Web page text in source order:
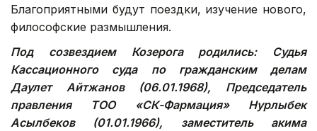
Благоприятными будут поездки, изучение нового,
философские размышления.
Под созвездием Козерога родились: Судья
Кассационного суда по гражданским делам
Даулет Айтжанов (06.01.1968), Председатель
правления ТОО «СК-Фармация» Нурлыбек
Асылбеков (01.01.1966), заместитель акима